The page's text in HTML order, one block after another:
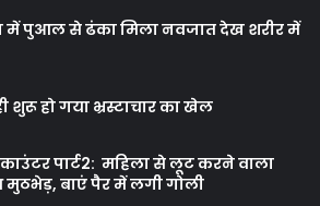
में पुआल से ढंका मिला नवजात देख शरीर में
शुरू हो गया भ्रस्टाचार का खेल
पार्ट2: महिला से लूट करने वाला
बाएं पैर में लगी गोली